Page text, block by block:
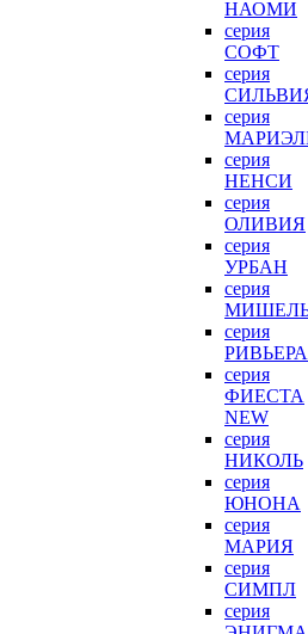
НАОМИ
серия
СОФТ
серия
серия
серия
НЕНСИ
серия
ОЛИВИЯ
серия
УРБАН
серия
серия
РИВЬЕРА
серия
ФИЕСТА
NEW
серия
НИКОЛЬ
серия
ЮНОНА
серия
МАРИЯ
серия
СИМПЛ
серия